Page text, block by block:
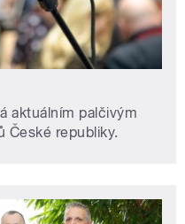
aktuálním palčivým
České republiky.